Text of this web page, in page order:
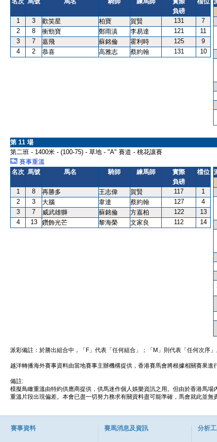
負磅
1 3 歡笑星 柏寶 賀賢 131
7
2
8 衝勁寶 鄭雨滇 李易達 121
11
3
7 嘉飛 蘇銘倫 霍利時 125
9
4
2 恭喜 高雅志 蔡約翰 131 10
第 11 場
第二班 - 1400米 - (100-75) - 草地 - "A" 賽道 - 桃花讓賽
賽事重溫
名次 馬號 馬名 騎師 練馬師
實際
負磅
檔位
1 8 再勝多 王志偉 賀賢 117
1
2
3 大腦 韋達 蔡約翰 127
4
3
7 威武雄獅 蘇銘倫 方嘉柏 122
13
4
13 鑽飾光芒 黎海榮 文家良 112 14
派彩備註：於勝出組合中，「F」代表「任何組合」；「M」則代表「任何次序
越洋轉播海外賽事資料由當地賽事主辦機構提供，香港賽馬會將根據相關賽果進
備註:
模擬鳥瞰重溫由特約供應商提供，供馬迷作個人娛樂資訊之用。但由於香港馬
重溫片段出現偏差。本會已盡一切努力務求有關資料盡可能準確，馬會就此並
賽事資料 賽馬消息及資訊 分析